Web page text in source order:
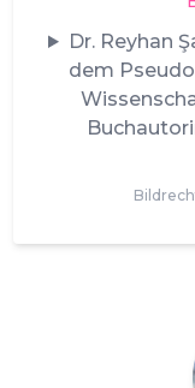
Dr. Reyhan
dem